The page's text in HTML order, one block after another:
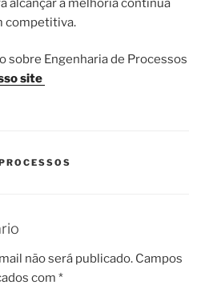
alcançar a melhoria contínua
competitiva.
sobre Engenharia de Processos
site
não será publicado. Campos
com *